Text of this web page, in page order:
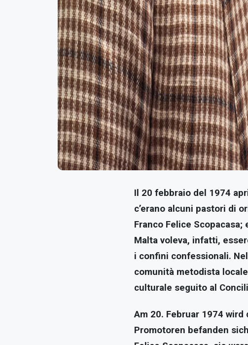
Il 20 febbraio del 1974
c’erano alcuni pastori di
Franco Felice
Malta voleva, infatti,
i confini confessionali.
comunità metodista
culturale seguito al
Am 20. Februar 1974
Promotoren befanden